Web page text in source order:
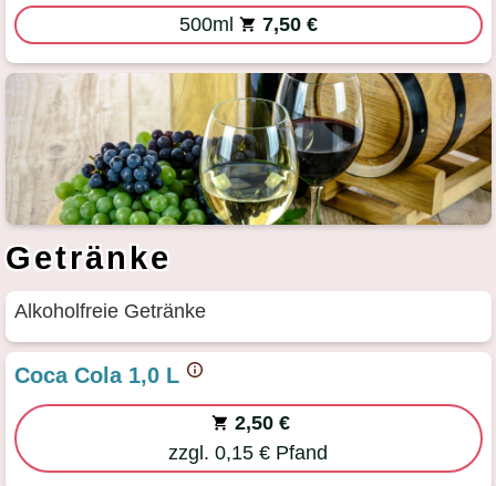
500ml 7,50 €
Getränke
Alkoholfreie Getränke
Coca Cola 1,0 L
2,50 €
zzgl. 0,15 € Pfand